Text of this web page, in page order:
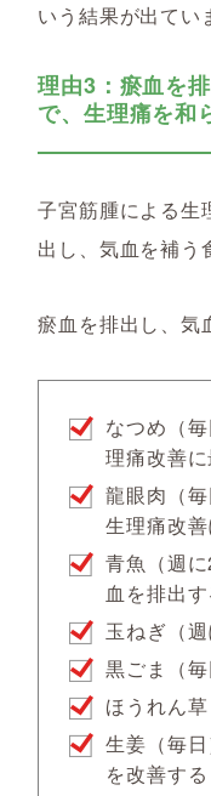
いう結果が出てい
理由3：瘀血を
で、生理痛を和
子宮筋腫による生
出し、気血を補う
瘀血を排出し、気
なつめ（
理痛改善
龍眼肉（
生理痛改
青魚（週
血を排出す
玉ねぎ（
黒ごま（
ほうれん
生姜（毎
を改善する